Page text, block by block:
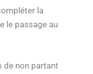
la
le passage au
de non partant